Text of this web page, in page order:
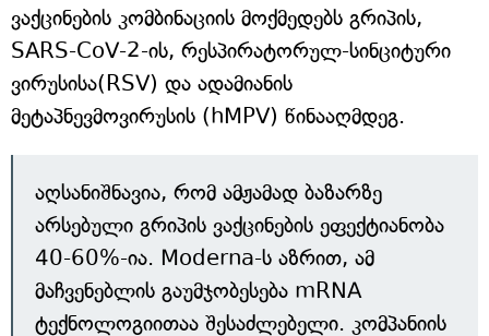
ვაქცინების კომბინაციის მოქმედებს გრიპის,
SARS-CoV-2-ის, რესპირატორულ-სინციტური
ვირუსისა(RSV) და ადამიანის
მეტაპნევმოვირუსის (hMPV) წინააღმდეგ.
აღსანიშნავია, რომ ამჟამად ბაზარზე
არსებული გრიპის ვაქცინების ეფექტიანობა
40-60%-ია. Moderna-ს აზრით, ამ
მაჩვენებლის გაუმჯობესება mRNA
ტექნოლოგიითაა შესაძლებელი. კომპანიის